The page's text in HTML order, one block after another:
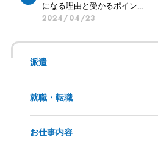
になる理由と受かるポイン...
2024/04/23
派遣
就職・転職
お仕事内容